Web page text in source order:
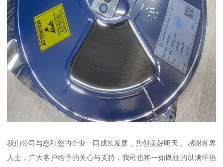
我们公司与您和您的企业一同成长发展，共创美好明天， 感谢各界
人士，广大客户给予的关心与支持，我司也将一如既往的以满怀热